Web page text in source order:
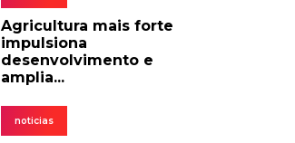
Agricultura mais forte
impulsiona
desenvolvimento e
amplia...
noticias